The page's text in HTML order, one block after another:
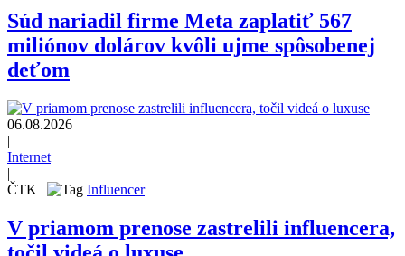
Súd nariadil firme Meta zaplatiť 567
miliónov dolárov kvôli ujme spôsobenej
deťom
06.08.2026
|
Internet
|
ČTK | Influencer
V priamom prenose zastrelili influencera,